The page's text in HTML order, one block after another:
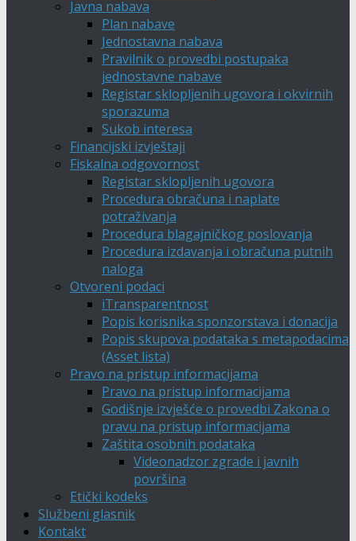
Javna nabava
Plan nabave
Jednostavna nabava
Pravilnik o provedbi postupaka
jednostavne nabave
Registar sklopljenih ugovora i okvirnih
sporazuma
Sukob interesa
Financijski izvještaji
Fiskalna odgovornost
Registar sklopljenih ugovora
Procedura obračuna i naplate
potraživanja
Procedura blagajničkog poslovanja
Procedura izdavanja i obračuna putnih
naloga
Otvoreni podaci
iTransparentnost
Popis korisnika sponzorstava i donacija
Popis skupova podataka s metapodacima
(Asset lista)
Pravo na pristup informacijama
Pravo na pristup informacijama
Godišnje izvješće o provedbi Zakona o
pravu na pristup informacijama
Zaštita osobnih podataka
Videonadzor zgrade i javnih
površina
Etički kodeks
Službeni glasnik
Kontakt